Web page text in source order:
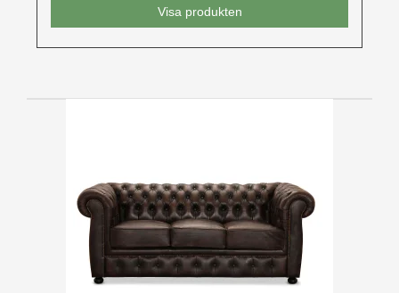
Visa produkten